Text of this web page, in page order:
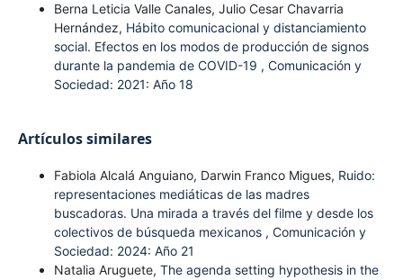
Berna Leticia Valle Canales, Julio Cesar Chavarria
Hernández, Hábito comunicacional y distanciamiento
social. Efectos en los modos de producción de signos
durante la pandemia de COVID-19 , Comunicación y
Sociedad: 2021: Año 18
Artículos similares
Fabiola Alcalá Anguiano, Darwin Franco Migues, Ruido:
representaciones mediáticas de las madres
buscadoras. Una mirada a través del filme y desde los
colectivos de búsqueda mexicanos , Comunicación y
Sociedad: 2024: Año 21
Natalia Aruguete, The agenda setting hypothesis in the